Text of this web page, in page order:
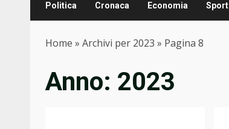
Politica Cronaca Economia Sport
Home » Archivi per 2023 » Pagina 8
Anno: 2023